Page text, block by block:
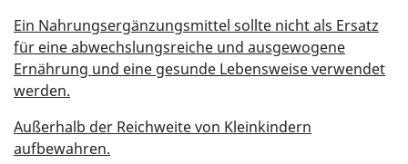
Ein Nahrungsergänzungsmittel sollte nicht als Ersatz
für eine abwechslungsreiche und ausgewogene
Ernährung und eine gesunde Lebensweise verwendet
werden.
Außerhalb der Reichweite von Kleinkindern
aufbewahren.